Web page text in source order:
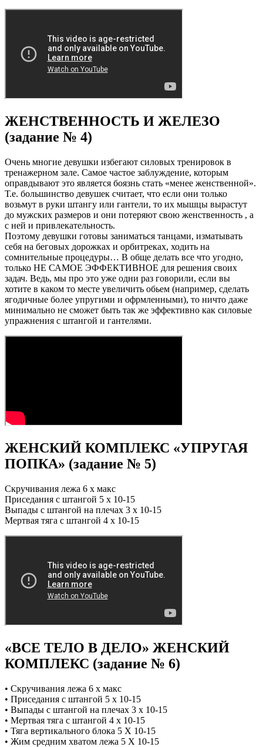
ЖЕНСТВЕННОСТЬ И ЖЕЛЕЗО
(задание № 4)
Очень многие девушки избегают силовых тренировок в
тренажерном зале. Самое частое заблуждение, которым
оправдывают это является боязнь стать «менее женственной».
Т.е. большинство девушек считает, что если они только
возьмут в руки штангу или гантели, то их мышцы вырастут
до мужских размеров и они потеряют свою женственность , а
с ней и привлекательность.
Поэтому девушки готовы заниматься танцами, изматывать
себя на беговых дорожках и орбитреках, ходить на
сомнительные процедуры… В обще делать все что угодно,
только НЕ САМОЕ ЭФФЕКТИВНОЕ для решения своих
задач. Ведь, мы про это уже одни раз говорили, если вы
хотите в каком то месте увеличить обьем (например, сделать
ягодичные более упругими и офрмленными), то ничто даже
минимально не сможет быть так же эффективно как силовые
упражнения с штангой и гантелями.
ЖЕНСКИЙ КОМПЛЕКС «УПРУГАЯ
ПОПКА» (задание № 5)
Скручивания лежа 6 х макс
Приседания с штангой 5 х 10-15
Выпады с штангой на плечах 3 х 10-15
Мертвая тяга с штангой 4 х 10-15
«ВСЕ ТЕЛО В ДЕЛО» ЖЕНСКИЙ
КОМПЛЕКС (задание № 6)
• Скручивания лежа 6 х макс
• Приседания с штангой 5 х 10-15
• Выпады с штангой на плечах 3 х 10-15
• Мертвая тяга с штангой 4 х 10-15
• Тяга вертикального блока 5 Х 10-15
• Жим средним хватом лежа 5 Х 10-15